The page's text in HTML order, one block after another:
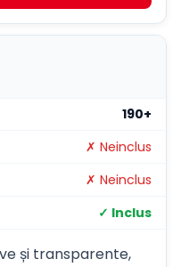
190+
✗ Neinclus
✗ Neinclus
✓ Inclus
și transparente,